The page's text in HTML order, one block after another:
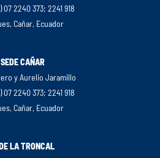
07 2240 373; 2241 918
Cañar, Ecuador
SEDE CAÑAR
y Aurelio Jaramillo
07 2240 373; 2241 918
Cañar, Ecuador
LA TRONCAL